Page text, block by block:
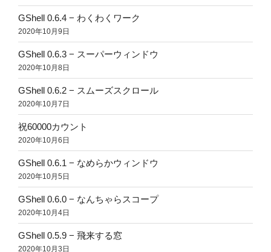
GShell 0.6.4 − わくわくワーク
2020年10月9日
GShell 0.6.3 − スーパーウィンドウ
2020年10月8日
GShell 0.6.2 − スムーズスクロール
2020年10月7日
祝60000カウント
2020年10月6日
GShell 0.6.1 − なめらかウィンドウ
2020年10月5日
GShell 0.6.0 − なんちゃらスコープ
2020年10月4日
GShell 0.5.9 − 飛来する窓
2020年10月3日